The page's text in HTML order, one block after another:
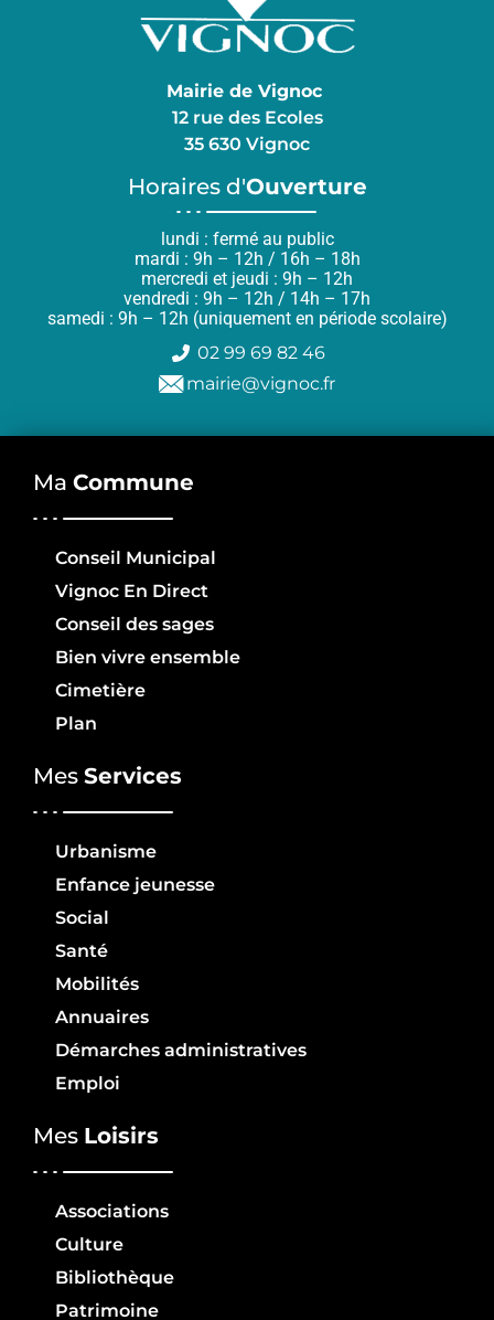
Mairie de Vignoc
12 rue des Ecoles
35 630 Vignoc
Horaires d'Ouverture
lundi : fermé au public
mardi : 9h – 12h / 16h – 18h
mercredi et jeudi : 9h – 12h
vendredi : 9h – 12h / 14h – 17h
samedi : 9h – 12h (uniquement en période scolaire)
02 99 69 82 46
mairie@vignoc.fr
Ma Commune
Conseil Municipal
Vignoc En Direct
Conseil des sages
Bien vivre ensemble
Cimetière
Plan
Mes Services
Urbanisme
Enfance jeunesse
Social
Santé
Mobilités
Annuaires
Démarches administratives
Emploi
Mes Loisirs
Associations
Culture
Bibliothèque
Patrimoine